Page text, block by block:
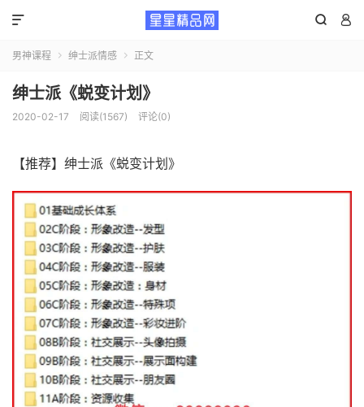
 

男神课程  绅士派情感  正文
绅士派《蜕变计划》
2020-02-17 阅读(1567) 评论(0)
【推荐】绅士派《蜕变计划》